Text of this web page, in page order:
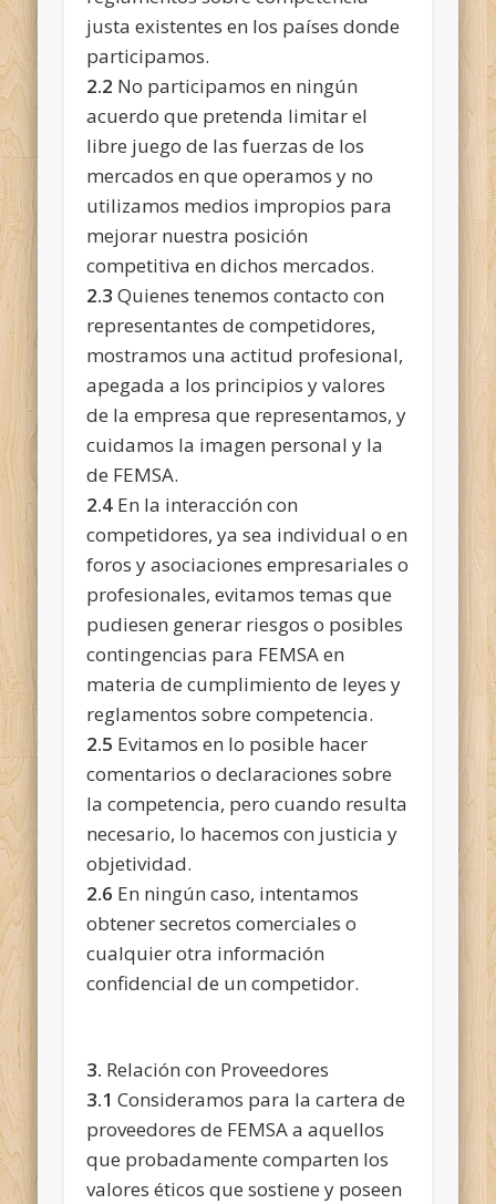
justa existentes en los países donde
participamos.
2.2 No participamos en ningún
acuerdo que pretenda limitar el
libre juego de las fuerzas de los
mercados en que operamos y no
utilizamos medios impropios para
mejorar nuestra posición
competitiva en dichos mercados.
2.3 Quienes tenemos contacto con
representantes de competidores,
mostramos una actitud profesional,
apegada a los principios y valores
de la empresa que representamos, y
cuidamos la imagen personal y la
de FEMSA.
2.4 En la interacción con
competidores, ya sea individual o en
foros y asociaciones empresariales o
profesionales, evitamos temas que
pudiesen generar riesgos o posibles
contingencias para FEMSA en
materia de cumplimiento de leyes y
reglamentos sobre competencia.
2.5 Evitamos en lo posible hacer
comentarios o declaraciones sobre
la competencia, pero cuando resulta
necesario, lo hacemos con justicia y
objetividad.
2.6 En ningún caso, intentamos
obtener secretos comerciales o
cualquier otra información
confidencial de un competidor.
3. Relación con Proveedores
3.1 Consideramos para la cartera de
proveedores de FEMSA a aquellos
que probadamente comparten los
valores éticos que sostiene y poseen